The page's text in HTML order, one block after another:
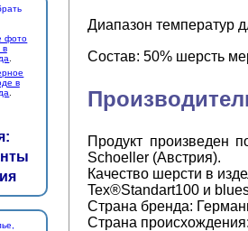
Диапазон температур
Состав: 50% шерсть
Продукт произведен
Schoeller (Австрия).
Качество шерсти в
Tex®Standart100 и
Страна бренда:
Страна
фото
в
.
в
.